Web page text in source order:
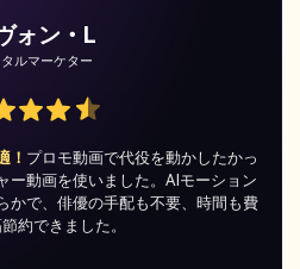
ンサ・K
般ユーザー
ました！祖母の立ち姿写真と簡単な
とても可愛く、家族グループでバズ
しく、想像以上にリアル！